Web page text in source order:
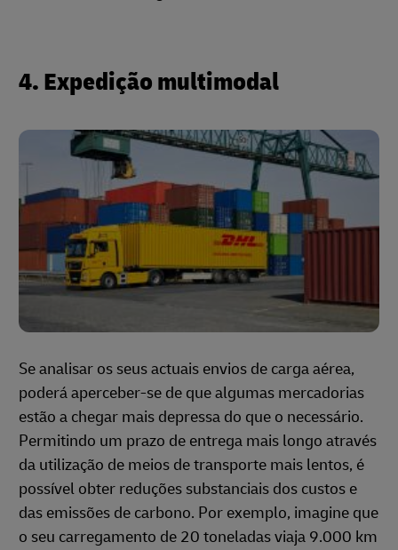
4. Expedição multimodal
Se analisar os seus actuais envios de carga aérea,
poderá aperceber-se de que algumas mercadorias
estão a chegar mais depressa do que o necessário.
Permitindo um prazo de entrega mais longo através
da utilização de meios de transporte mais lentos, é
possível obter reduções substanciais dos custos e
das emissões de carbono. Por exemplo, imagine que
o seu carregamento de 20 toneladas viaja 9.000 km